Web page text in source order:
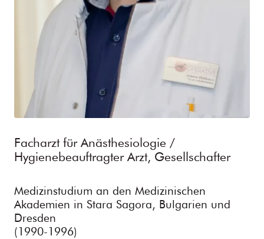
Facharzt für Anästhesiologie /
Hygienebeauftragter Arzt, Gesellschafter
Medizinstudium an den Medizinischen
Akademien in Stara Sagora, Bulgarien und
Dresden
(1990-1996)